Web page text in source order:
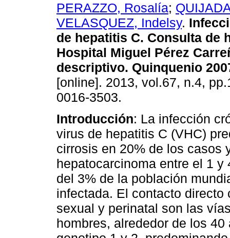
PERAZZO, Rosalía;
VELASQUEZ, Indelsy.
de hepatitis C. Consulta de
Hospital Miguel Pérez
descriptivo. Quinquenio
[online]. 2013, vol.67, n.4,
0016-3503.
Introducción: La infección
virus de hepatitis C (VHC)
cirrosis en 20% de los casos
hepatocarcinoma entre el 1 y
del 3% de la población
infectada. El contacto
sexual y perinatal son las
hombres, alrededor de los